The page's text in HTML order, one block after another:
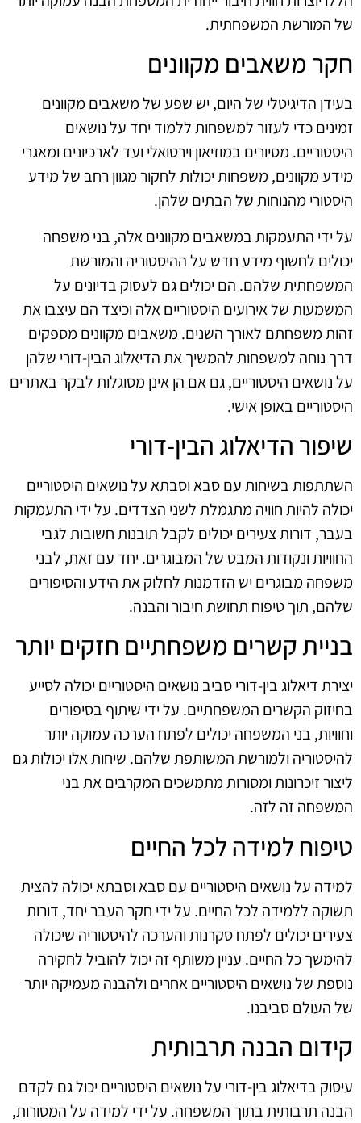
של המורשת המשפחתית.
חקר משאבים מקוונים
בעידן הדיגיטלי של היום, יש שפע של משאבים מקוונים
זמינים כדי לעזור למשפחות ללמוד יחד על נושאים
היסטוריים. מסיורים במוזיאון וירטואלי ועד לארכיונים ומאגרי
מידע מקוונים, משפחות יכולות לחקור מגוון רחב של מידע
היסטורי מהנוחות של הבתים שלהן.
על ידי התעמקות במשאבים מקוונים אלה, בני משפחה
יכולים לחשוף מידע חדש על ההיסטוריה והמורשת
המשפחתית שלהם. הם יכולים גם לעסוק בדיונים על
המשמעות של אירועים היסטוריים אלה וכיצד הם עיצבו את
זהות משפחתם לאורך השנים. משאבים מקוונים מספקים
דרך נוחה למשפחות להמשיך את הדיאלוג הבין-דורי שלהן
על נושאים היסטוריים, גם אם הן אינן מסוגלות לבקר באתרים
היסטוריים באופן אישי.
שיפור הדיאלוג הבין-דורי
השתתפות בשיחות עם סבא וסבתא על נושאים היסטוריים
יכולה להיות חוויה מתגמלת לשני הצדדים. על ידי התעמקות
בעבר, דורות צעירים יכולים לקבל תובנות חשובות לגבי
החוויות ונקודות המבט של המבוגרים. יחד עם זאת, לבני
משפחה מבוגרים יש הזדמנות לחלוק את הידע והסיפורים
שלהם, תוך טיפוח תחושת חיבור והבנה.
בניית קשרים משפחתיים חזקים יותר
יצירת דיאלוג בין-דורי סביב נושאים היסטוריים יכולה לסייע
בחיזוק הקשרים המשפחתיים. על ידי שיתוף בסיפורים
וחוויות, בני המשפחה יכולים לפתח הערכה עמוקה יותר
להיסטוריה ולמורשת המשותפת שלהם. שיחות אלו יכולות גם
ליצור זיכרונות ומסורות מתמשכים המקרבים את בני
המשפחה זה לזה.
טיפוח למידה לכל החיים
למידה על נושאים היסטוריים עם סבא וסבתא יכולה להצית
תשוקה ללמידה לכל החיים. על ידי חקר העבר יחד, דורות
צעירים יכולים לפתח סקרנות והערכה להיסטוריה שיכולה
להימשך כל החיים. עניין משותף זה יכול להוביל לחקירה
נוספת של נושאים היסטוריים אחרים ולהבנה מעמיקה יותר
של העולם סביבנו.
קידום הבנה תרבותית
עיסוק בדיאלוג בין-דורי על נושאים היסטוריים יכול גם לקדם
הבנה תרבותית בתוך המשפחה. על ידי למידה על המסורות,